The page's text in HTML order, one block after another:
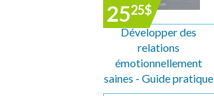
2525$
Développer des
relations
émotionnellement
saines - Guide pratique